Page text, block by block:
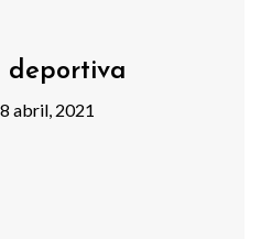
deportiva
abril, 2021